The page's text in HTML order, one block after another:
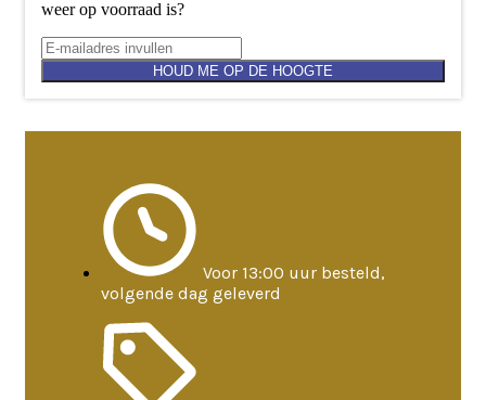
weer op voorraad is?
HOUD ME OP DE HOOGTE
Voor 13:00 uur besteld,
volgende dag geleverd